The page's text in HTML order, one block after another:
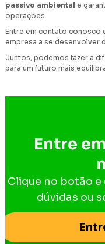
passivo ambiental e
operações.
Entre em contato conosco
empresa a se desenvolver
Juntos, podemos fazer a
para um futuro mais
Entre
Clique no botão
dúvidas ou